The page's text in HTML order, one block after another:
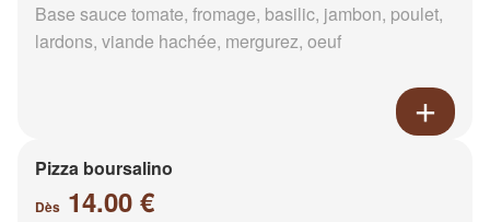
Base sauce tomate, fromage, basilic, jambon, poulet,
lardons, viande hachée, mergurez, oeuf
Pizza boursalino
Dès 14.00 €